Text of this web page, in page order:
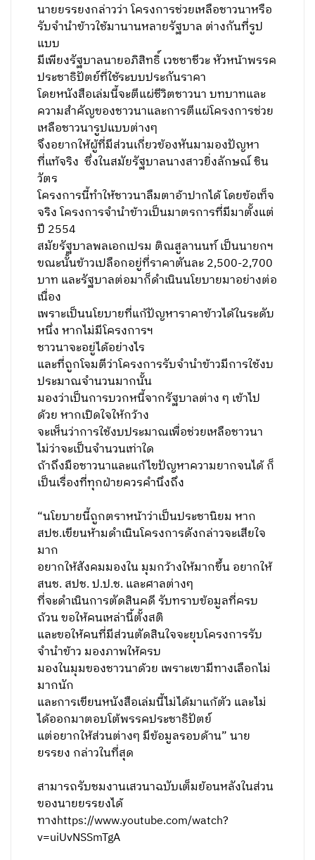
นายยรรยงกล่าวว่า โครงการช่วยเหลือชาวนาหรือ
รับจำนำข้าวใช้มานานหลายรัฐบาล ต่างกันที่รูป
แบบ
มีเพียงรัฐบาลนายอภิสิทธิ์ เวชชาชีวะ หัวหน้าพรรค
ประชาธิปัตย์ที่ใช้ระบบประกันราคา
โดยหนังสือเล่มนี้จะตีแผ่ชีวิตชาวนา บทบาทและ
ความสำคัญของชาวนาและการตีแผ่โครงการช่วย
เหลือชาวนารูปแบบต่างๆ
จึงอยากให้ผู้ที่มีส่วนเกี่ยวข้องหันมามองปัญหา
ที่แท้จริง ซึ่งในสมัยรัฐบาลนางสาวยิ่งลักษณ์ ชิน
วัตร
โครงการนี้ทำให้ชาวนาลืมตาอ้าปากได้ โดยข้อเท็จ
จริง โครงการจำนำข้าวเป็นมาตรการที่มีมาตั้งแต่
ปี 2554
สมัยรัฐบาลพลเอกเปรม ติณสูลานนท์ เป็นนายกฯ
ขณะนั้นข้าวเปลือกอยู่ที่ราคาตันละ 2,500-2,700
บาท และรัฐบาลต่อมาก็ดำเนินนโยบายมาอย่างต่อ
เนื่อง
เพราะเป็นนโยบายที่แก้ปัญหาราคาข้าวได้ในระดับ
หนึ่ง หากไม่มีโครงการฯ
ชาวนาจะอยู่ได้อย่างไร
และที่ถูกโจมตีว่าโครงการรับจำนำข้าวมีการใช้งบ
ประมาณจำนวนมากนั้น
มองว่าเป็นการบวกหนี้จากรัฐบาลต่าง ๆ เข้าไป
ด้วย หากเปิดใจให้กว้าง
จะเห็นว่าการใช้งบประมาณเพื่อช่วยเหลือชาวนา
ไม่ว่าจะเป็นจำนวนเท่าใด
ถ้าถึงมือชาวนาและแก้ไขปัญหาความยากจนได้ ก็
เป็นเรื่องที่ทุกฝ่ายควรคำนึงถึง
“นโยบายนี้ถูกตราหน้าว่าเป็นประชานิยม หาก
สปช.เขียนห้ามดำเนินโครงการดังกล่าวจะเสียใจ
มาก
อยากให้สังคมมองใน มุมกว้างให้มากขึ้น อยากให้
สนช. สปช. ป.ป.ช. และศาลต่างๆ
ที่จะดำเนินการตัดสินคดี รับทราบข้อมูลที่ครบ
ถ้วน ขอให้คนเหล่านี้ตั้งสติ
และขอให้คนที่มีส่วนตัดสินใจจะยุบโครงการรับ
จำนำข้าว มองภาพให้ครบ
มองในมุมของชาวนาด้วย เพราะเขามีทางเลือกไม่
มากนัก
และการเขียนหนังสือเล่มนี้ไม่ได้มาแก้ตัว และไม่
ได้ออกมาตอบโต้พรรคประชาธิปัตย์
แต่อยากให้ส่วนต่างๆ มีข้อมูลรอบด้าน” นาย
ยรรยง กล่าวในที่สุด
สามารถรับชมงานเสวนาฉบับเต็มย้อนหลังในส่วน
ของนายยรรยงได้
ทางhttps://www.youtube.com/watch?
v=uiUvNSSmTgA